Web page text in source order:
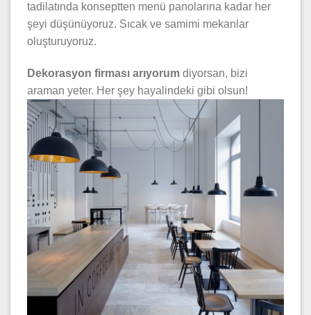
tadilatında konseptten menü panolarına kadar her
şeyi düşünüyoruz. Sıcak ve samimi mekanlar
oluşturuyoruz.
Dekorasyon firması arıyorum diyorsan, bizi
araman yeter. Her şey hayalindeki gibi olsun!